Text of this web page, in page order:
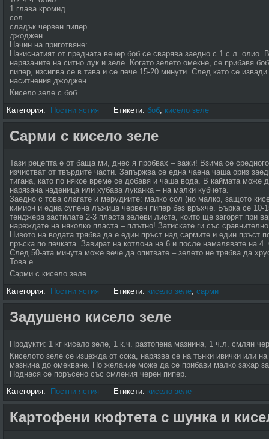
1 глава кромид
сол
сладък червен пипер
джоджен
Начин на приготвяне:
Накиснатият от предната вечер боб се сварява заедно с 1 с.л. олио.
нарязаните на ситно лук и зеле. Когато зелето омекне, се прибавя
пипер, изсипва се в тава и се пече 15-20 минути. След като се
наситнения джоджен.
Кисело зеле с боб
Категория:
Постни ястия Етикети: боб, кисело зеле
Сарми с кисело зеле
Тази рецепта е от баща ми, днес я пробвах – важи! Взима се
изчистват от твърдите части. Запържва се една чаена чаша ориз
тигана, като по някое време се добавя и чаша вода. В каймата може
нарязана наденица или хубава луканка – на малки кубчета.
Заедно с това слагате и мерудиите: малко сол (но малко, защото
кимион и една супена лъжица червен пипер без връхче. Бърка се
тенджера застилате 2-3 пласта зелеви листа, които ще загорят при
нареждате на няколко пласта – плътно! Затискате ги със
Нивото на водата трябва да е един пръст над сармите и един пръст
пръска по печката. Завират на котлона на 6 и после намалявате на
След 50-ата минута може вече да опитвате – зелето не трябва да
Това е.
Сарми с кисело зеле
Категория:
Постни ястия Етикети: кисело зеле, сарми
Задушено кисело зеле
Продукти: 1 кг кисело зеле, 1 к.ч. разтопена мазнина, 1 ч.л. смлян
Киселото зеле се изцежда от сока, нарязва се на тънки ивички или
мазнина до омекване. По желание може да се прибави малко захар
Поднася се поръсено със смления черен пипер.
Категория:
Постни ястия Етикети: кисело зеле
Картофени кюфтета с шунка и